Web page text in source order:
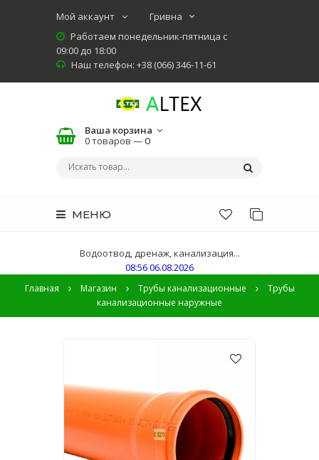
Мой аккаунт
Работаем понедельник-пятница с
09:00 до 18:00
Наш телефон: +38 (066) 346-11-61
Ваша корзина
0 товаров —0
МЕНЮ
Водоотвод, дренаж, канализация...
08:56 06.08.2026
Главная Магазин Трубы канализационные
Трубы
канализационные наружные